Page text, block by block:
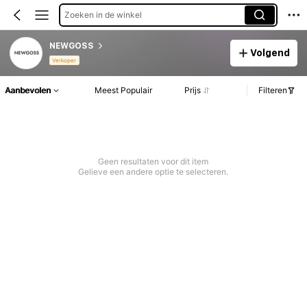
Zoeken in de winkel
NEWGOSS
Verkoper
Volgend
Aanbevolen Meest Populair Prijs Filteren
Geen resultaten voor dit item
Gelieve een andere optie te selecteren.